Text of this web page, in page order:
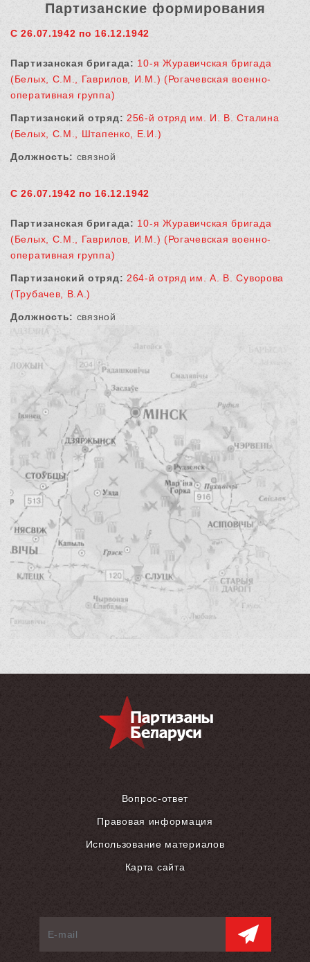
Партизанские формирования
С 26.07.1942 по 16.12.1942
Партизанская бригада: 10-я Журавичская бригада
(Белых, С.М., Гаврилов, И.М.) (Рогачевская военно-
оперативная группа)
Партизанский отряд: 256-й отряд им. И. В. Сталина
(Белых, С.М., Штапенко, Е.И.)
Должность: связной
С 26.07.1942 по 16.12.1942
Партизанская бригада: 10-я Журавичская бригада
(Белых, С.М., Гаврилов, И.М.) (Рогачевская военно-
оперативная группа)
Партизанский отряд: 264-й отряд им. А. В. Суворова
(Трубачев, В.А.)
Должность: связной
Вопрос-ответ
Правовая информация
Использование материалов
Карта сайта